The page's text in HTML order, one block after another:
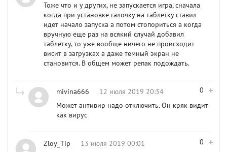
Тоже что и у других, не запускается игра, сначала
когда при установке галочку на таблетку ставил
идет начало запуска а потом стопориться а когда
вручную еще раз на всякий случай добавил
таблетку, то уже вообще ничего не происходит
висит в загрузках а даже темный экран не
становится. В общем может репак подождать.
0
mivina666
12 июля 2019 20:34
Может антивир надо отключить. Он кряк видит
как вирус
0
Zloy_Tip
13 июля 2019 00:01